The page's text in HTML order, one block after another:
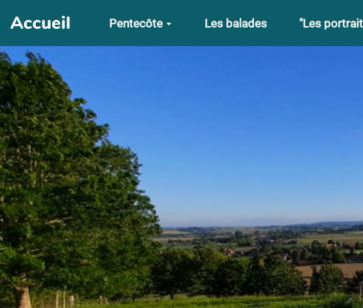
Aller au contenu principal
Accueil Pentecôte Les balades "Les